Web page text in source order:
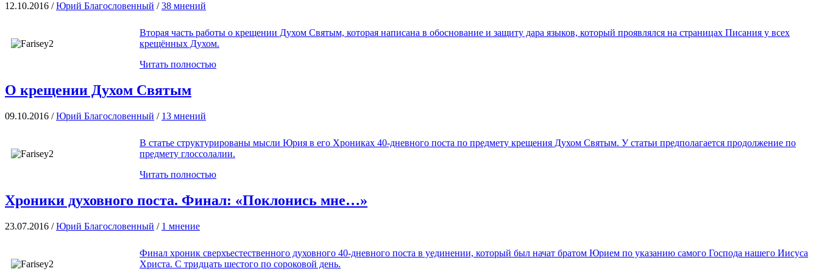
12.10.2016 /Юрий Благословенный /38 мнений
Вторая часть работы о крещении Духом Святым, которая написана в обоснование и защиту дара языков, который проявлялся на страницах Писания у всех
крещённых Духом.
Читать полностью
О крещении Духом Святым
09.10.2016 /Юрий Благословенный / 13 мнений
В статье структурированы мысли Юрия в его Хрониках 40-дневного поста по предмету крещения Духом Святым. У статьи предполагается продолжение по
предмету глоссолалии.
Читать полностью
Хроники духовного поста. Финал: «Поклонись мне…»
23.07.2016 /Юрий Благословенный / 1 мнение
Финал хроник сверхъестественного духовного 40-дневного поста в уединении, который был начат братом Юрием по указанию самого Господа нашего Иисуса
Христа. С тридцать шестого по сороковой день.